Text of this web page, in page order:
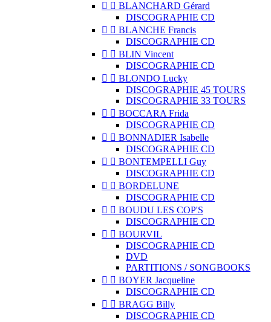
  BLANCHARD Gérard
DISCOGRAPHIE CD
  BLANCHE Francis
DISCOGRAPHIE CD
  BLIN Vincent
DISCOGRAPHIE CD
  BLONDO Lucky
DISCOGRAPHIE 45 TOURS
DISCOGRAPHIE 33 TOURS
  BOCCARA Frida
DISCOGRAPHIE CD
  BONNADIER Isabelle
DISCOGRAPHIE CD
  BONTEMPELLI Guy
DISCOGRAPHIE CD
  BORDELUNE
DISCOGRAPHIE CD
  BOUDU LES COP'S
DISCOGRAPHIE CD
  BOURVIL
DISCOGRAPHIE CD
DVD
PARTITIONS / SONGBOOKS
  BOYER Jacqueline
DISCOGRAPHIE CD
  BRAGG Billy
DISCOGRAPHIE CD